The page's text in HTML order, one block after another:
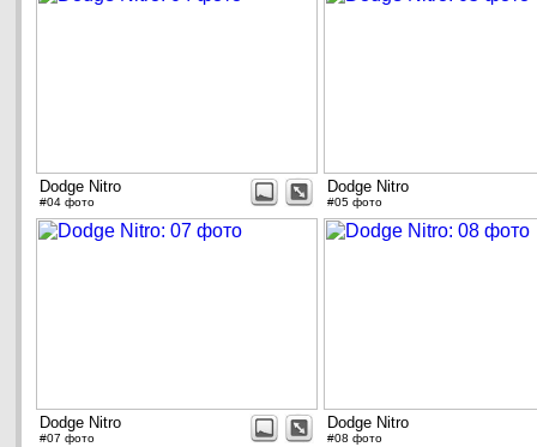
Dodge Nitro
#04 фото
Dodge Nitro
#05 фото
Dodge Nitro
#07 фото
Dodge Nitro
#08 фото